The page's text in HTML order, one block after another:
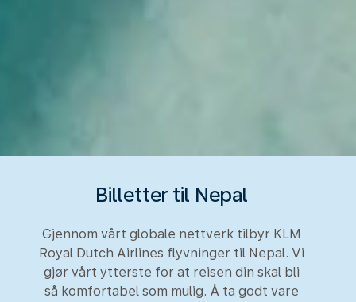
Billetter til Nepal
Gjennom vårt globale nettverk tilbyr KLM
Royal Dutch Airlines flyvninger til Nepal. Vi
gjør vårt ytterste for at reisen din skal bli
så komfortabel som mulig. Å ta godt vare